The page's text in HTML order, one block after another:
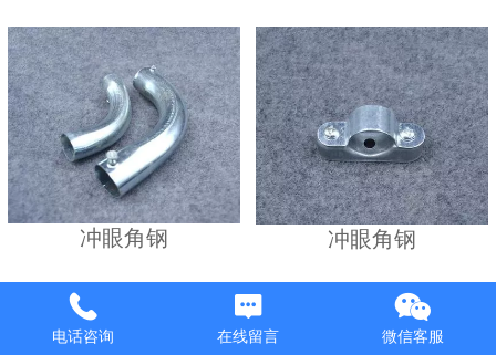
冲眼角钢 冲眼角钢
电话咨询 在线留言 微信客服